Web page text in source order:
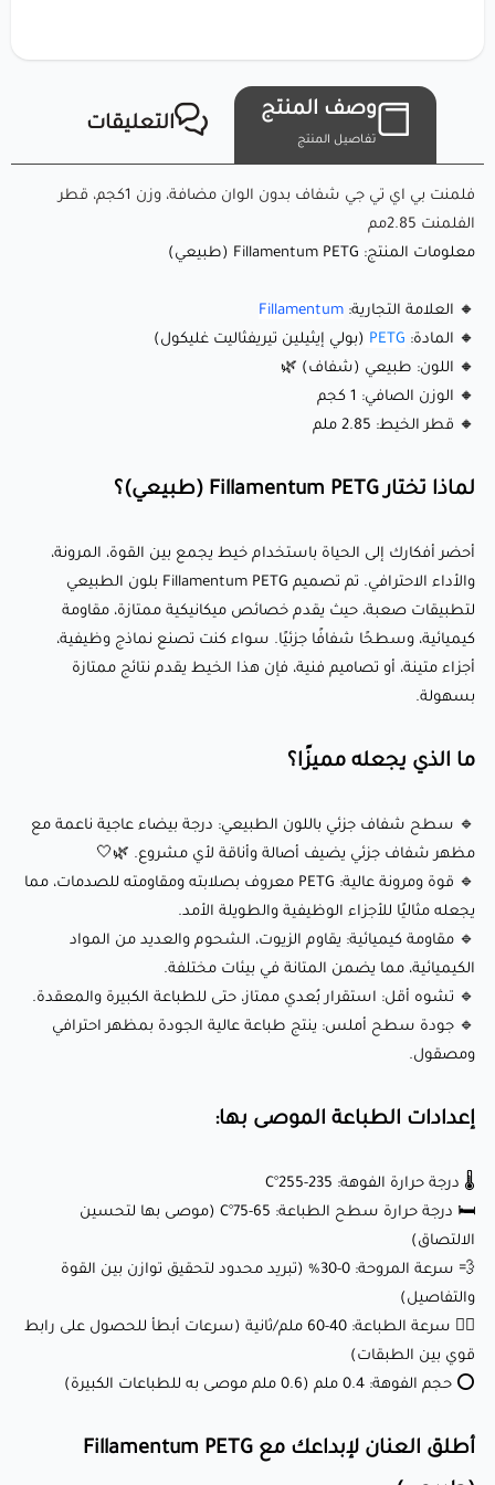
مع مظهر شفاف جزئي يضيف أصالة وأناقة لأي مشروع. 🌿🤍
مما يجعله مثاليًا للأجزاء الوظيفية والطويلة الأمد.
الكيميائية، مما يضمن المتانة في بيئات مختلفة.
🔹 تشوه أقل: استقرار بُعدي ممتاز، حتى للطباعة الكبيرة
والمعقدة.
🔹 جودة سطح أملس: ينتج طباعة عالية الجودة بمظهر احترافي
إعدادات الطباعة الموصى بها:
🌡️ درجة حرارة الفوهة: 235-255°C
الالتصاق)
والتفاصيل)
رابط قوي بين الطبقات)
⭕ حجم الفوهة: 0.4 ملم (0.6 ملم موصى به للطباعات الكبيرة)
أطلق العنان لإبداعك مع Fillamentum PETG
(طبيعي):
هذا الخيط مثالي لمجموعة واسعة من المشاريع، بما في ذلك:
🛠️ النماذج الأولية الوظيفية: مثالي لإنشاء نماذج أولية دقيقة
الحاويات، الدعامات، والتروس.
🚗 تطبيقات السيارات: مثالية لإنتاج مكونات مقاومة للمواد
الكيميائية مثل أجزاء سيارات مخصصة أو خزانات السوائل.
🎨 النماذج الفنية: درجة الشفافية الطبيعية تضيف أصالة وأناقة إلى
التصاميم الإبداعية.
لماذا يحبه العملاء؟
وصف المنتج
تفاصيل المنتج
التعليقات
فلمنت بي اي تي جي شفاف بدون الوان مضافة، وزن 1كجم، قطر
الفلمنت 2.85مم
معلومات المنتج: Fillamentum PETG (طبيعي)
🔸 العلامة التجارية: Fillamentum
🔸 المادة: PETG (بولي إيثيلين تيريفثاليت غليكول)
🔸 اللون: طبيعي (شفاف) 🌿
🔸 الوزن الصافي: 1 كجم
🔸 قطر الخيط: 2.85 ملم
لماذا تختار Fillamentum PETG (طبيعي)؟
أحضر أفكارك إلى الحياة باستخدام خيط يجمع بين القوة، المرونة،
والأداء الاحترافي. تم تصميم Fillamentum PETG بلون الطبيعي
لتطبيقات صعبة، حيث يقدم خصائص ميكانيكية ممتازة، مقاومة
كيميائية، وسطحًا شفافًا جزئيًا. سواء كنت تصنع نماذج وظيفية،
أجزاء متينة، أو تصاميم فنية، فإن هذا الخيط يقدم نتائج ممتازة
بسهولة.
ما الذي يجعله مميزًا؟
🔹 سطح شفاف جزئي باللون الطبيعي: درجة بيضاء عاجية ناعمة مع
مظهر شفاف جزئي يضيف أصالة وأناقة لأي مشروع. 🌿🤍
🔹 قوة ومرونة عالية: PETG معروف بصلابته ومقاومته للصدمات، مما
يجعله مثاليًا للأجزاء الوظيفية والطويلة الأمد.
🔹 مقاومة كيميائية: يقاوم الزيوت، الشحوم والعديد من المواد
الكيميائية، مما يضمن المتانة في بيئات مختلفة.
🔹 تشوه أقل: استقرار بُعدي ممتاز، حتى للطباعة الكبيرة والمعقدة.
🔹 جودة سطح أملس: ينتج طباعة عالية الجودة بمظهر احترافي
ومصقول.
إعدادات الطباعة الموصى بها:
🌡️ درجة حرارة الفوهة: 235-255°C
🛏️ درجة حرارة سطح الطباعة: 65-75°C (موصى بها لتحسين
الالتصاق)
💨 سرعة المروحة: 0-30% (تبريد محدود لتحقيق توازن بين القوة
والتفاصيل)
🏃‍♂️ سرعة الطباعة: 40-60 ملم/ثانية (سرعات أبطأ للحصول على رابط
قوي بين الطبقات)
⭕ حجم الفوهة: 0.4 ملم (0.6 ملم موصى به للطباعات الكبيرة)
أطلق العنان لإبداعك مع Fillamentum PETG